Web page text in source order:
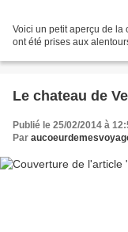
Voici un petit aperçu de la
ont été prises aux
Le chateau de
Publié le 25/02/2014 à
Par